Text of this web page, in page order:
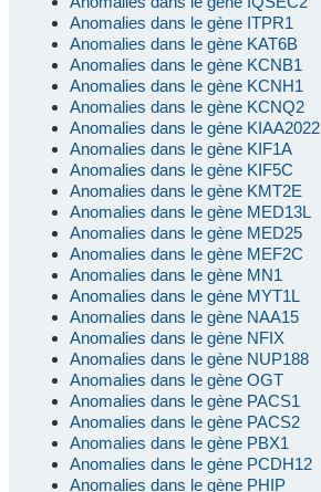
Anomalies dans le gène ITPR1
Anomalies dans le gène KAT6B
Anomalies dans le gène KCNB1
Anomalies dans le gène KCNH1
Anomalies dans le gène KCNQ2
Anomalies dans le gène KIAA2022
Anomalies dans le gène KIF1A
Anomalies dans le gène KIF5C
Anomalies dans le gène KMT2E
Anomalies dans le gène MED13L
Anomalies dans le gène MED25
Anomalies dans le gène MEF2C
Anomalies dans le gène MN1
Anomalies dans le gène MYT1L
Anomalies dans le gène NAA15
Anomalies dans le gène NFIX
Anomalies dans le gène NUP188
Anomalies dans le gène OGT
Anomalies dans le gène PACS1
Anomalies dans le gène PACS2
Anomalies dans le gène PBX1
Anomalies dans le gène PCDH12
Anomalies dans le gène PHIP